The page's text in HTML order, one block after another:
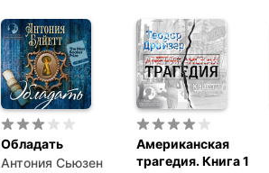
Обладать
Антония Сьюзен
Американская
трагедия. Книга 1